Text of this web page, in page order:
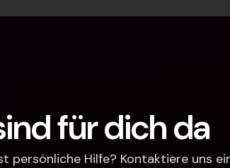
für dich da
persönliche Hilfe? Kontaktiere uns